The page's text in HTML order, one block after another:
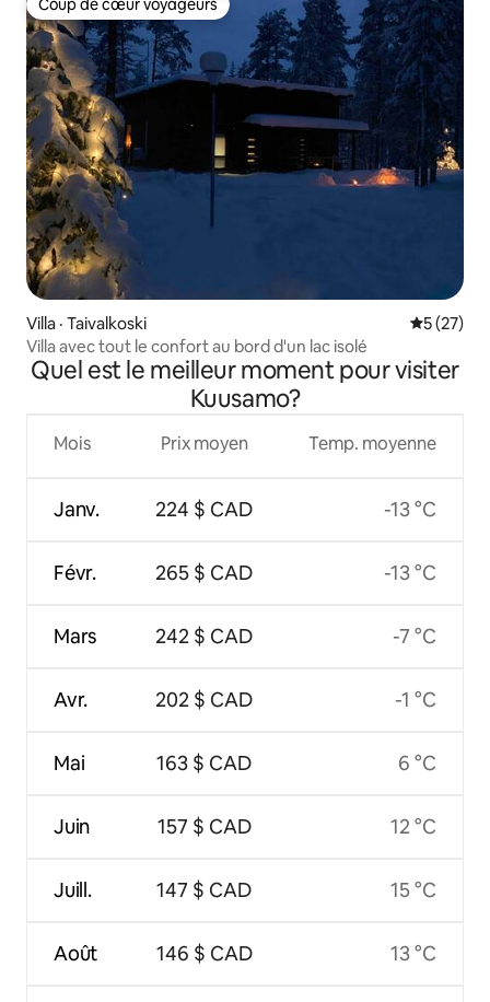
Coup de cœur voyageurs
Coup de cœur voyageurs
Villa · Taivalkoski Note
5 (27)
Villa avec tout le confort au bord d'un lac isolé
Quel est le meilleur moment pour visiter
Kuusamo?
Mois
Janv.
Févr.
Mars
Avr.
Mai
Juin
Juill.
Août
Prix moyen
224 $ CAD
265 $ CAD
242 $ CAD
202 $ CAD
163 $ CAD
157 $ CAD
147 $ CAD
146 $ CAD
Temp. moyenne
-13 °C
-13 °C
-7 °C
-1 °C
6 °C
12 °C
15 °C
13 °C